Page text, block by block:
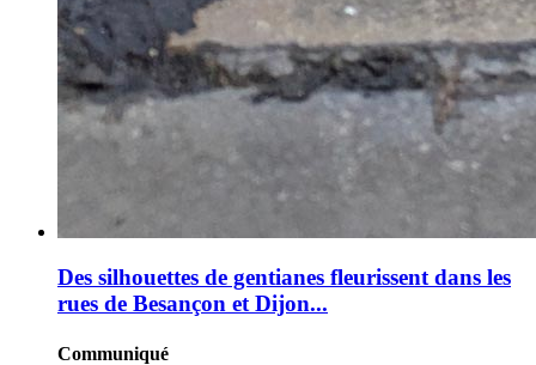
Des silhouettes de gentianes fleurissent dans les
rues de Besançon et Dijon...
Communiqué